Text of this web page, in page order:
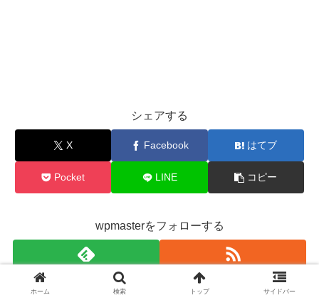
シェアする
X Facebook はてブ
Pocket LINE コピー
wpmasterをフォローする
ホーム 検索 トップ サイドバー